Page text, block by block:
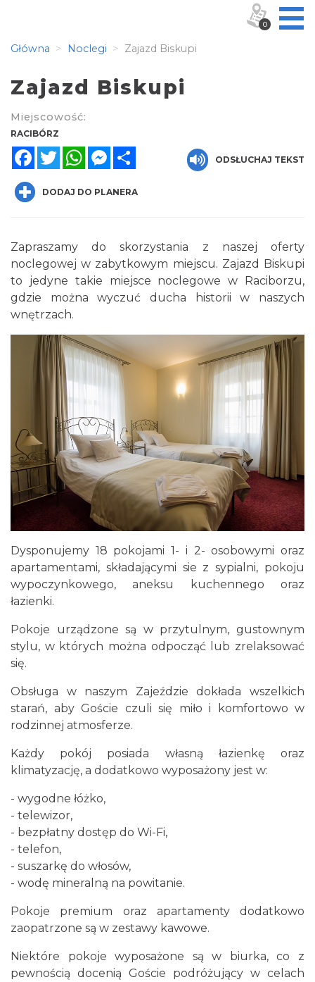
Główna Noclegi Zajazd Biskupi
Zajazd Biskupi
Miejscowość:
RACIBÓRZ
FacebookTwitterWhatsAppMessenger
ODSŁUCHAJ TEKST
DODAJ DO PLANERA
Zapraszamy do skorzystania z naszej oferty
noclegowej w zabytkowym miejscu. Zajazd Biskupi
to jedyne takie miejsce noclegowe w Raciborzu,
gdzie można wyczuć ducha historii w naszych
wnętrzach.
Dysponujemy 18 pokojami 1- i 2- osobowymi oraz
apartamentami, składającymi sie z sypialni, pokoju
wypoczynkowego, aneksu kuchennego oraz
łazienki.
Pokoje urządzone są w przytulnym, gustownym
stylu, w których można odpocząć lub zrelaksować
się.
Obsługa w naszym Zajeździe dokłada wszelkich
starań, aby Goście czuli się miło i komfortowo w
rodzinnej atmosferze.
Każdy pokój posiada własną łazienkę oraz
klimatyzację, a dodatkowo wyposażony jest w:
- wygodne łóżko,
- telewizor,
- bezpłatny dostęp do Wi-Fi,
- telefon,
- suszarkę do włosów,
- wodę mineralną na powitanie.
Pokoje premium oraz apartamenty dodatkowo
zaopatrzone są w zestawy kawowe.
Niektóre pokoje wyposażone są w biurka, co z
pewnością docenią Goście podróżujący w celach
0